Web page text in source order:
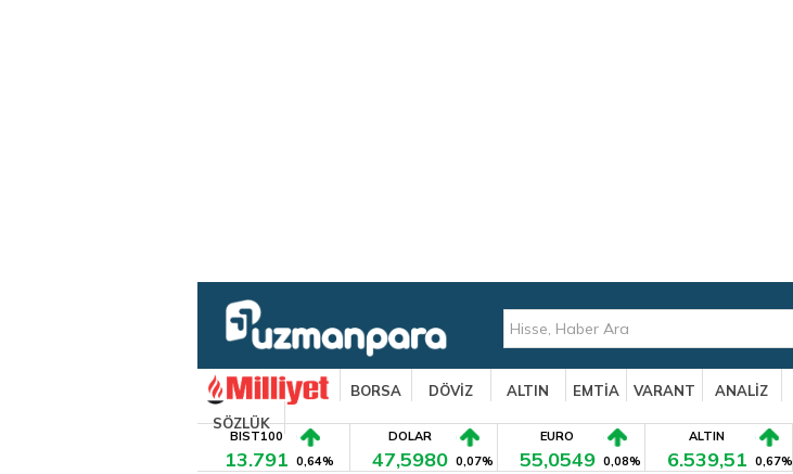
BORSA DÖVİZ ALTIN EMTİA VARANT ANALİZ
SÖZLÜK
BIST100
13.791 0,64%
DOLAR
47,5980 0,07%
EURO
55,0549 0,08%
ALTIN
6.539,51 0,67%